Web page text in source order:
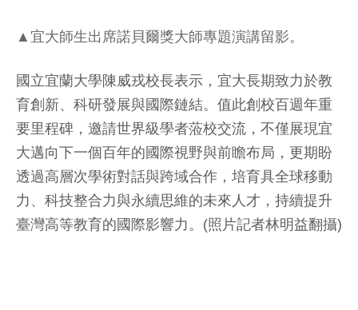
▲宜大師生出席諾貝爾獎大師專題演講留影。
國立宜蘭大學陳威戎校長表示，宜大長期致力於教
育創新、科研發展與國際鏈結。值此創校百週年重
要里程碑，邀請世界級學者蒞校交流，不僅展現宜
大邁向下一個百年的國際視野與前瞻布局，更期盼
透過高層次學術對話與跨域合作，培育具全球移動
力、科技整合力與永續思維的未來人才，持續提升
臺灣高等教育的國際影響力。(照片記者林明益翻攝)